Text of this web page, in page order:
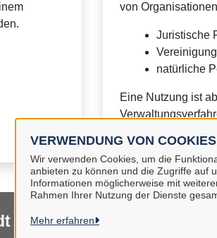
VERWENDUNG VON COOKIES
Wir verwenden Cookies, um die
anbieten zu können und die Zugriffe auf
Informationen möglicherweise mit
Rahmen Ihrer Nutzung der Dienste
Mehr erfahren
von
Juristische
natürliche
Eine Nutzung ist
Gifhorn